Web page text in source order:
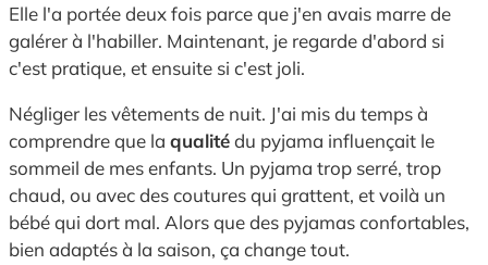
Elle l'a portée deux fois parce que j'en avais marre de
galérer à l'habiller. Maintenant, je regarde d'abord si
c'est pratique, et ensuite si c'est joli.
Négliger les vêtements de nuit. J'ai mis du temps à
comprendre que la qualitédu pyjama influençait le
sommeil de mes enfants. Un pyjama trop serré, trop
chaud, ou avec des coutures qui grattent, et voilà un
bébé qui dort mal. Alors que des pyjamas confortables,
bien adaptés à la saison, ça change tout.